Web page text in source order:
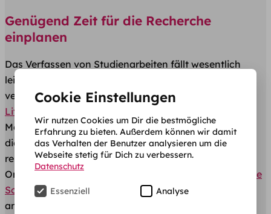
Genügend Zeit für die Recherche
einplanen
Das Verfassen von Studienarbeiten fällt wesentlich
leichter, wenn du gut recherchierst und eine Menge
verwertbares Material zur Verfügung hast. Für die
Literaturrecherche
Möglichkeiten zur Verfügung. Dazu gehören natürlich
die
Bibliothekender Hochschule. Dort finden Sie
reichlich Literatur. Nützlich ist unter anderem auch die
Online-Recherche bei Google und zusätzlich bei
Google
Scholar. Dabei handelt es sich im Grunde um nichts
anderes, als eine spezielle Suchmaschine von Google,
Cookie Einstellungen
Wir nutzen Cookies um Dir die bestmögliche
Erfahrung zu bieten. Außerdem können wir damit
das Verhalten der Benutzer analysieren um die
Webseite stetig für Dich zu verbessern.
Datenschutz
Essenziell Analyse